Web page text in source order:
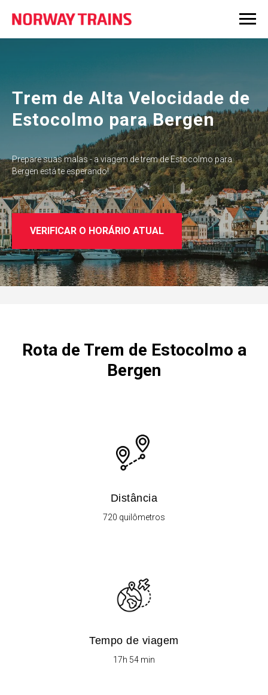
Trem de Alta Velocidade de
Estocolmo para Bergen
Prepare suas malas - a viagem de trem de Estocolmo para
Bergen está te esperando!
VERIFICAR O HORÁRIO ATUAL
Rota de Trem de Estocolmo a
Bergen
Distância
720 quilômetros
Tempo de viagem
​​17h 54 min